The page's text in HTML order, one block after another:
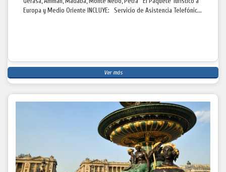
Europa y Medio Oriente INCLUYE: Servicio de Asistencia Telefónic...
Ver más